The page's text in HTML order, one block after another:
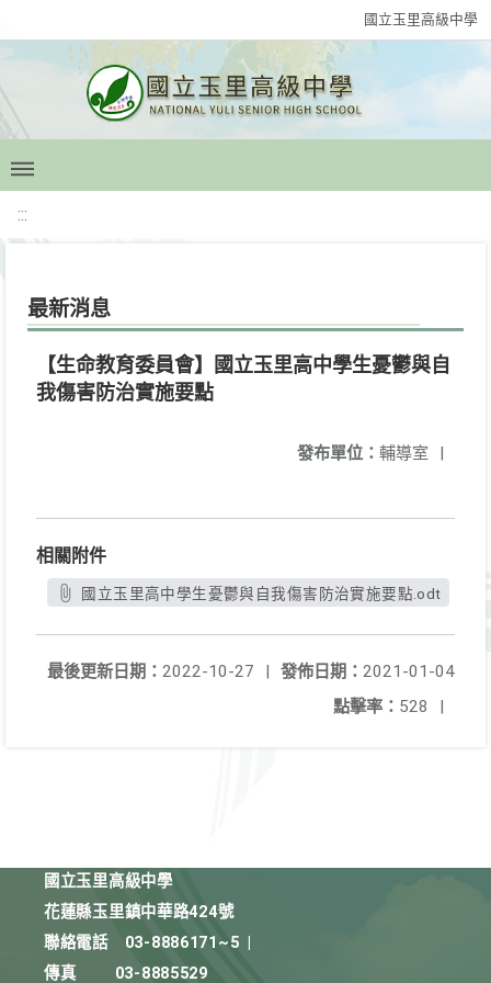
國立玉里高級中學
:::
最新消息
【生命教育委員會】國立玉里高中學生憂鬱與自
我傷害防治實施要點
發布單位： 輔導室 |
相關附件
國立玉里高中學生憂鬱與自我傷害防治實施要點.odt
發佈日期： 2021-01-04
最後更新日期： 2022-10-27
|
點擊率： 528 |
國立玉里高級中學
花蓮縣玉里鎮中華路424號
聯絡電話
03-8886171~5
傳真
03-8885529